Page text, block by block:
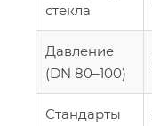
стекла
Давление
(DN 80–100)
Стандарты